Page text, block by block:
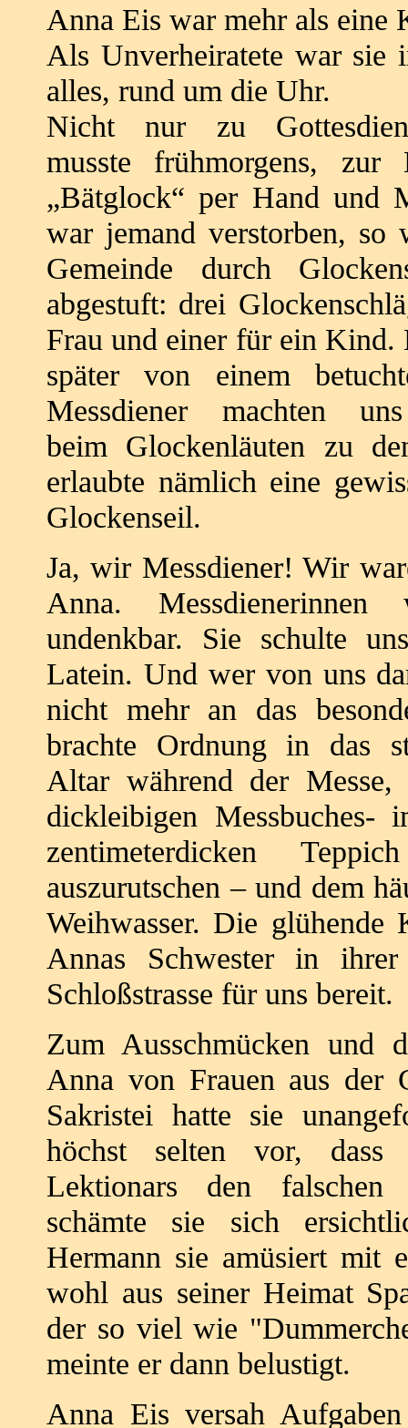
Anna Eis war mehr als eine
Als Unverheiratete war sie
alles, rund um die Uhr.
Nicht nur zu
musste frühmorgens,
„Bätglock“ per Hand und
war jemand verstorben, so
Gemeinde durch
abgestuft: drei
Frauund einer für ein Kind.
später von einem
Messdiener machten
beim Glockenläuten zu
erlaubte nämlich eine
Glockenseil.
Ja, wir Messdiener! Wir
Anna.
undenkbar. Sie schulte
Latein. Und wer von uns
nicht mehr an das
brachte Ordnung in das
Altar während der Messe,
dickleibigen Messbuches-
zentimeterdicken
auszurutschen – und dem
Weihwasser. Die glühende
Annas Schwester in
Schloßstrasse für uns bereit.
Zum Ausschmücken und
Anna von Frauen aus der
Sakristei hatte sie
höchst selten vor,
Lektionars den falschen
schämte sie sich
Hermann sie amüsiert mit
wohl aus seiner Heimat
der so viel wie
meinte er dann belustigt.
Anna Eis versah